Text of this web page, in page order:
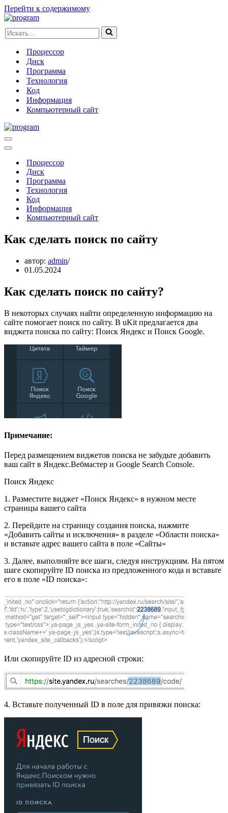
Перейти к содержимому
Искать...
Процессор
Диск
Программа
Технология
Код
Информация
Компьютерный сайт
Меню
навигации
Меню
навигацииПроцессор
Диск
Программа
Технология
Код
Информация
Компьютерный сайт
Как сделать поиск по сайту
автор: admin
01.05.2024
Как сделать поиск по сайту?
В некоторых случаях найти определенную информацию на
сайте помогает поиск по сайту. В uKit предлагается два
виджета поиска по сайту: Поиск Яндекс и Поиск Google.
Примечание:
Перед размещением виджетов поиска не забудьте добавить
ваш сайт в Яндекс.Вебмастер и Google Search Console.
Поиск Яндекс
1. Разместите виджет «Поиск Яндекс» в нужном месте
страницы вашего сайта
2. Перейдите на страницу создания поиска, нажмите
«Добавить сайты и исключения» в разделе «Области поиска»
и вставьте адрес вашего сайта в поле «Сайты»
3. Далее, выполняйте все шаги, следуя инструкциям. На пятом
шаге скопируйте ID поиска из предложенного кода и вставьте
его в поле «ID поиска»:
Или скопируйте ID из адресной строки:
4. Вставьте полученный ID в поле для привязки поиска: